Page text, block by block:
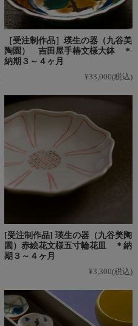
［受注制作品］瑛生の器（九谷美
陶園） 吉田屋手椿文様大鉢 ＊
納期３～４ヶ月
¥33,000(税込)
[受注制作品] 瑛生の器（九谷美陶
園）赤絵花文様五寸輪花皿 ＊納
期３～４ヶ月
¥3,300(税込)